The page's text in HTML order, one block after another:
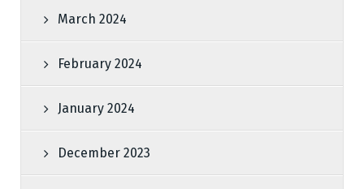
March 2024
February 2024
January 2024
December 2023